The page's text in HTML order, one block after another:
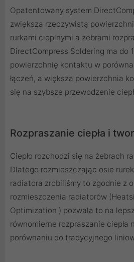
Opatentowany system
zwiększa rzeczywistą
rurkami cieplnymi a żebrami
DirectCompress Soldering ma do
powierzchnię kontaktu w
łączeń, a większa powierzchnia
się na szybsze przewodzenie
Rozpraszanie ciepła i
Ciepło rozchodzi się na żebrach
Dlatego rozmieszczając osie
radiatora zrobiliśmy to zgodnie z
rozmieszczenia radiatorów
Optimization ) pozwala to na
równomierne rozpraszanie ciepła
porównaniu do tradycyjnego